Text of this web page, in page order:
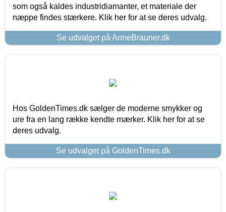
som også kaldes industridiamanter, et materiale der
næppe findes stærkere. Klik her for at se deres udvalg.
Se udvalget på AnneBrauner.dk
Hos GoldenTimes.dk sælger de moderne smykker og
ure fra en lang række kendte mærker. Klik her for at se
deres udvalg.
Se udvalget på GoldenTimes.dk